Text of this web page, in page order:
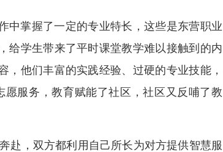
中掌握了一定的专业特长，这些是东营职业
给学生带来了平时课堂教学难以接触到的内
，他们丰富的实践经验、过硬的专业技能，
服务，教育赋能了社区，社区又反哺了教
赴，双方都利用自己所长为对方提供智慧服